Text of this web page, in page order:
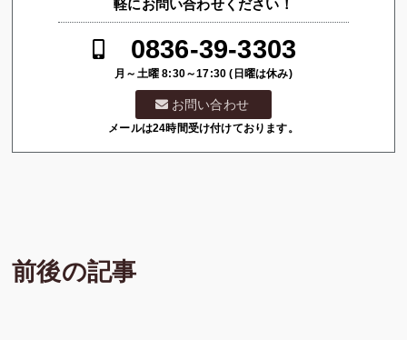
軽にお問い合わせください！
0836-39-3303
月～土曜 8:30～17:30 (日曜は休み)
お問い合わせ
メールは24時間受け付けております。
前後の記事